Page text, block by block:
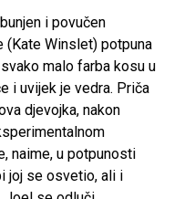
i povučen
(Kate Winslet) potpuna
malo farba kosu u
i uvijek je vedra. Priča
djevojka, nakon
naime, u potpunosti
joj se osvetio, ali i